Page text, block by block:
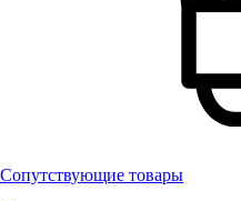
Сопутствующие товары